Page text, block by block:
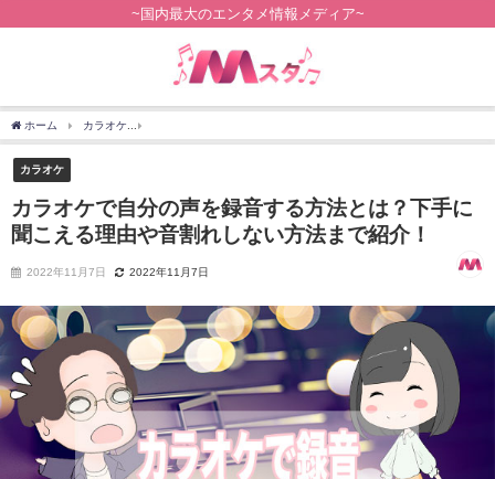
~国内最大のエンタメ情報メディア~
ホーム カラオケ
カラオケ
カラオケで自分の声を録音する方法とは？下手に
聞こえる理由や音割れしない方法まで紹介！
2022年11月7日 2022年11月7日